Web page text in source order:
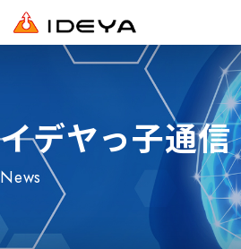
イデヤっ子通信
News